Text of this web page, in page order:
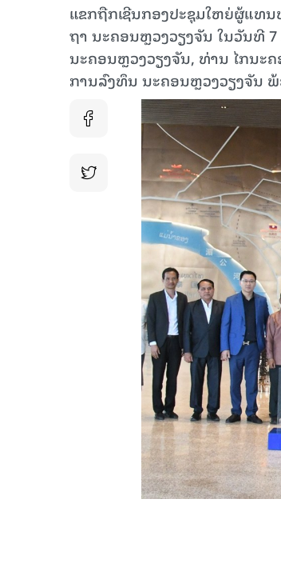
ແຂກ​ຖືກ​ເຊີນກອງປະຊຸມໃຫຍ່ຜູ້​ແທນ​
ຖາ ນະຄອນຫຼວງວຽງຈັນ ໃນວັນທີ
ນະຄອນຫຼວງວຽງຈັນ, ທ່ານ ໄກນະ
ການລົງທຶນ ນະຄອນຫຼວງວຽງຈັນ